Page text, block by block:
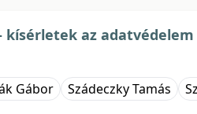
kísérletek az
Gábor Szádeczky Tamás